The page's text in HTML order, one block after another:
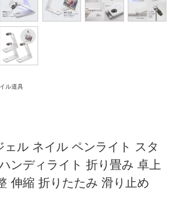
ル道具
ェル ネイル ペンライト スタ
ンディライト 折り畳み 卓上
伸縮 折りたたみ 滑り止め